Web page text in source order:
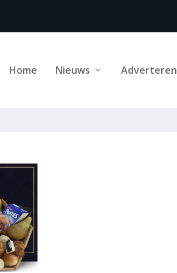
Home Nieuws Adverteren